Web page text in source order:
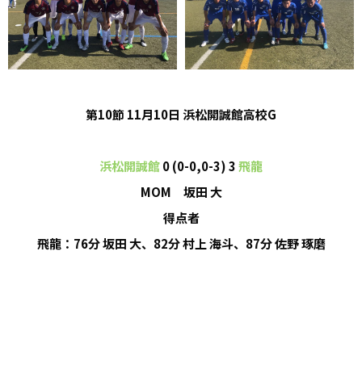
第10節 11月10日 浜松開誠館高校G
浜松開誠館0 (0-0,0-3) 3飛龍
MOM 坂田 大
得点者
飛龍：76分 坂田 大、82分 村上 海斗、87分 佐野 琢磨